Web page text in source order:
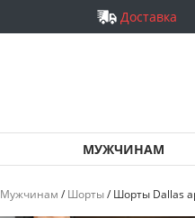
Доставка
МУЖЧИНАМ
Мужчинам / Шорты/ Шорты Dallas